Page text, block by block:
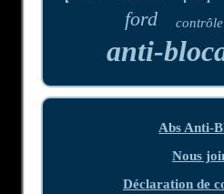
ford contrôle
anti-
Abs Anti-
Nous
Déclaration de